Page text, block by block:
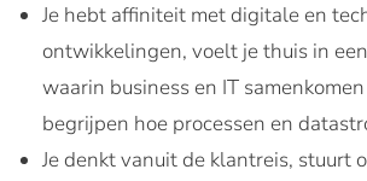
Je hebt affiniteit met digitale en
ontwikkelingen, voelt je thuis in
waarin business en IT
begrijpen hoe processen en
Je denkt vanuit de klantreis, stuurt